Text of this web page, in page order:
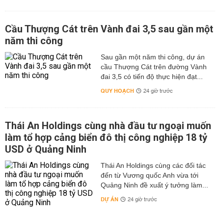
Cầu Thượng Cát trên Vành đai 3,5 sau gần một
năm thi công
Sau gần một năm thi công, dự án
cầu Thượng Cát trên đường Vành
đai 3,5 có tiến độ thực hiện đạt...
QUY HOẠCH 24 giờ trước
Thái An Holdings cùng nhà đầu tư ngoại muốn
làm tổ hợp cảng biển đô thị công nghiệp 18 tỷ
USD ở Quảng Ninh
Thái An Holdings cùng các đối tác
đến từ Vương quốc Anh vừa tới
Quảng Ninh đề xuất ý tưởng làm...
DỰ ÁN 24 giờ trước